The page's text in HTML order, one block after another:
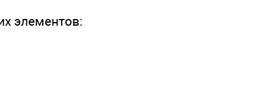
элементов: